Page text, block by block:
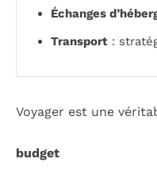
Échanges
Transport :
Voyager est une
budget